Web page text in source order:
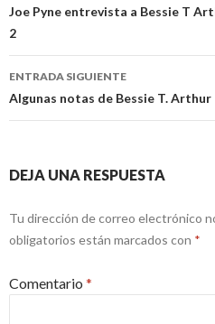
de
entradas
Joe Pyne entrevista a Bessie T
2
ENTRADA SIGUIENTE
Algunas notas de Bessie T. Arthur
DEJA UNA RESPUESTA
Tu dirección de correo electrónico
obligatorios están marcados con *
Comentario *